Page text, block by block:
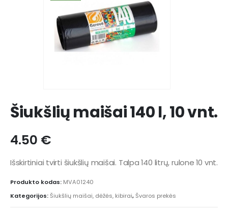
Šiukšlių maišai 140 l, 10 vnt.
4.50 €
Išskirtiniai tvirti šiukšlių maišai. Talpa 140 litrų, rulone 10 vnt.
Produkto kodas: MVA01240
Kategorijos:Šiukšlių maišai, dėžės, kibirai,Švaros prekės